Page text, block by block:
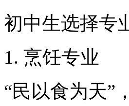
初中生选择专
1. 烹饪专业
“民以食为天”